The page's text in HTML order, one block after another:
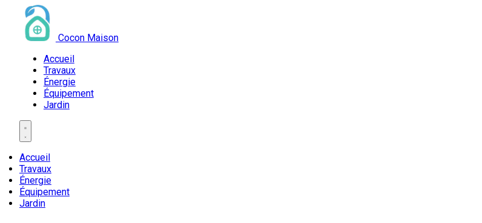
Cocon Maison
Accueil
Travaux
Énergie
Équipement
Jardin
Accueil
Travaux
Énergie
Équipement
Jardin